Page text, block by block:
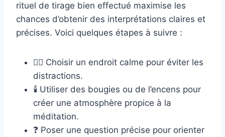
rituel de tirage bien effectué maximise les
chances d’obtenir des interprétations claires et
précises. Voici quelques étapes à suivre :
🧘‍♀️ Choisir un endroit calme pour éviter les
distractions.
🕯️ Utiliser des bougies ou de l’encens pour
créer une atmosphère propice à la
méditation.
❓ Poser une question précise pour orienter